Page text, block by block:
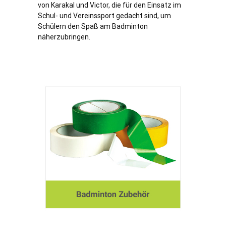
von Karakal und Victor, die für den Einsatz im
Schul- und Vereinssport gedacht sind, um
Schülern den Spaß am Badminton
näherzubringen.